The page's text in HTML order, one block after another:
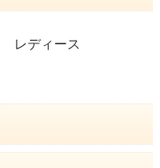
レディース